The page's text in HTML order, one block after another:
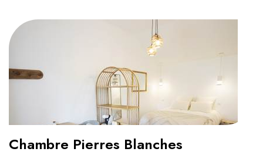
Chambre Pierres Blanches